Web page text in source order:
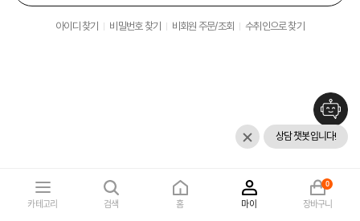
아이디 찾기 비밀번호 찾기 비회원 주문/조회 수취인으로 찾기
카테고리 검색 홈 마이 장바구니
0
상담 챗봇입니다!